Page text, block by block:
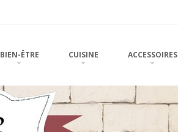
BIEN-ÊTRE CUISINE ACCESSOIRES